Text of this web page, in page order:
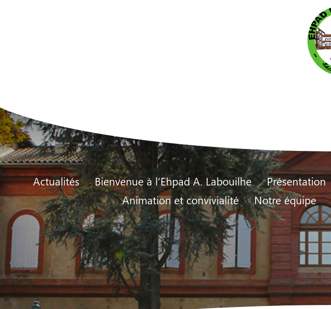
Actualités Bienvenue à l’Ehpad A. Labouilhe Présentation
Animation et convivialité
Notre équipe